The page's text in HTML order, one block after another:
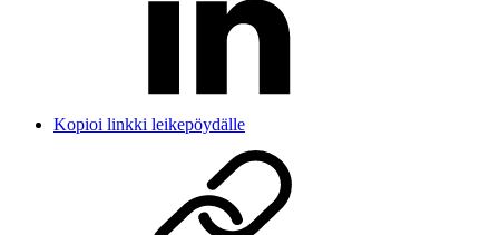
Kopioi linkki leikepöydälle